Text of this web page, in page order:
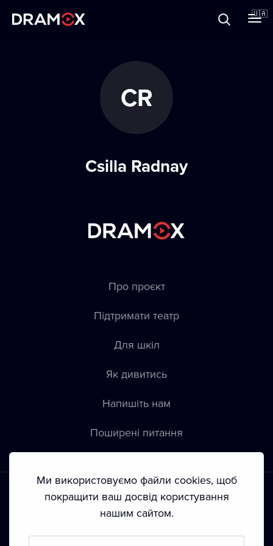
🇺🇦
Зареєструватися
CR
Csilla Radnay
Про проєкт
Підтримати театр
Для шкіл
Як дивитись
Напишіть нам
Пoширені питання
Положення й умови • Конфіденційність • Автoрські права
Ми використовуємо файли cookies, щоб
покращити ваш досвід користування
нашим сайтом.